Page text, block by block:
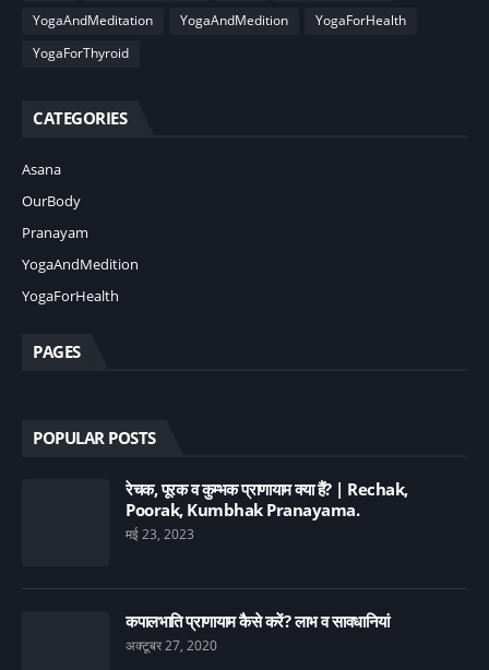
YogaAndMeditation
YogaAndMedition
YogaForHealth
YogaForThyroid
CATEGORIES
Asana
OurBody
Pranayam
YogaAndMedition
YogaForHealth
PAGES
POPULAR POSTS
रेचक, पूरक व कुम्भक प्राणायाम क्या हैं? | Rechak,
Poorak, Kumbhak Pranayama.
मई 23, 2023
कपालभाति प्राणायाम कैसे करें? लाभ व सावधानियां
अक्टूबर 27, 2020